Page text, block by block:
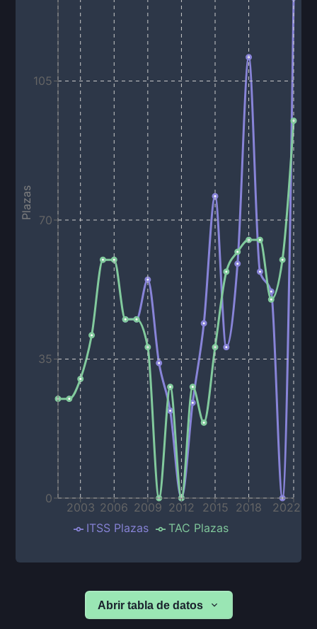
2003 2006 2009 2012 2015 2018 2022
0
35
70
105
Plazas
ITSS Plazas TAC Plazas
Abrir tabla de datos